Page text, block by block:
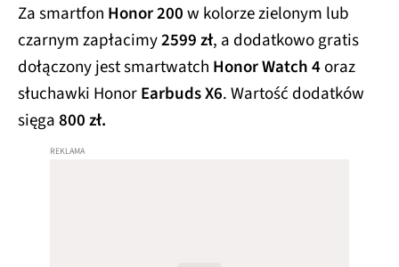
Za smartfon Honor 200w kolorze zielonym lub
czarnym zapłacimy2599 zł, a dodatkowo gratis
dołączony jest smartwatch Honor Watch 4oraz
słuchawki HonorEarbuds X6. Wartość dodatków
sięga800 zł.